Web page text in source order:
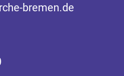
bremen.de